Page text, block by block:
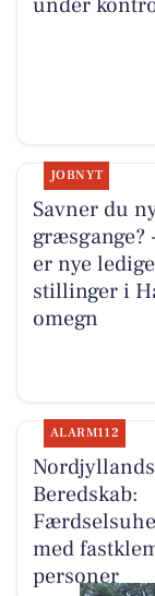
under
JOBNYT
Savner du
græsgange?
er nye ledige
stillinger i
omegn
ALARM112
Nordjyllands
Beredskab:
med
personer